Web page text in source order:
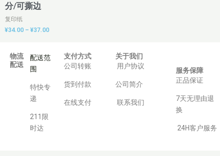
分/可撕边
复印纸
¥34.00 – ¥37.00
物流
配送
配送范
围
特快专
递
211限
时达
支付方式
公司转账
货到付款
在线支付
关于我们
用户协议
公司简介
联系我们
服务保障
正品保证
7天无理由退
换
24H客户服务